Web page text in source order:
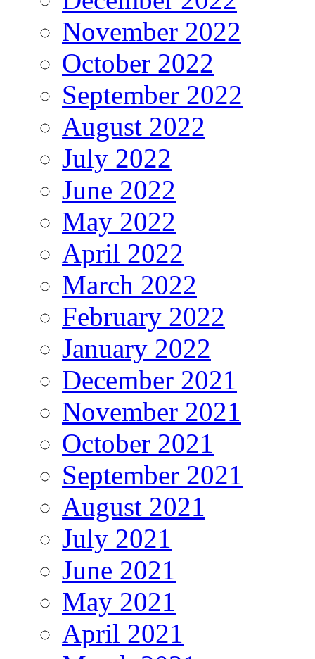
November 2022
October 2022
September 2022
August 2022
July 2022
June 2022
May 2022
April 2022
March 2022
February 2022
January 2022
December 2021
November 2021
October 2021
September 2021
August 2021
July 2021
June 2021
May 2021
April 2021